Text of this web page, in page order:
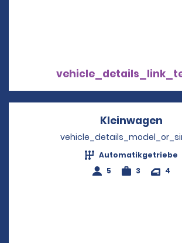
Kleinwagen
Automatikgetriebe
5
3 4